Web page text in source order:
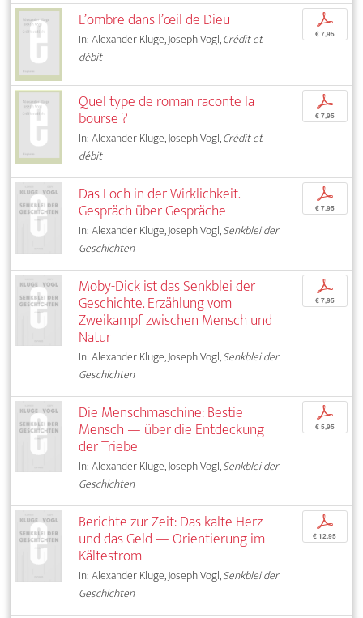
L’ombre dans l’œil de Dieu
In: Alexander Kluge, Joseph Vogl,Crédit et
débit
p
€ 7,95
Quel type de roman raconte la
bourse ?
In: Alexander Kluge, Joseph Vogl,Crédit et
débit
p
€ 7,95
Das Loch in der Wirklichkeit.
Gespräch über Gespräche
In: Alexander Kluge, Joseph Vogl,Senkblei der
Geschichten
p
€ 7,95
Moby-Dick ist das Senkblei der
Geschichte. Erzählung vom
Zweikampf zwischen Mensch und
Natur
In: Alexander Kluge, Joseph Vogl,Senkblei der
Geschichten
p
€ 7,95
Die Menschmaschine: Bestie
Mensch — über die Entdeckung
der Triebe
In: Alexander Kluge, Joseph Vogl,Senkblei der
Geschichten
p
€ 5,95
Berichte zur Zeit: Das kalte Herz
und das Geld — Orientierung im
Kältestrom
In: Alexander Kluge, Joseph Vogl,Senkblei der
Geschichten
p
€ 12,95